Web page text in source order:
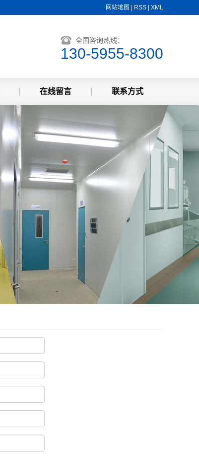
网站地图 RSS XML
全国咨询热线：
130-5955-8300
在线留言 联系方式